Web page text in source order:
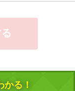
る！